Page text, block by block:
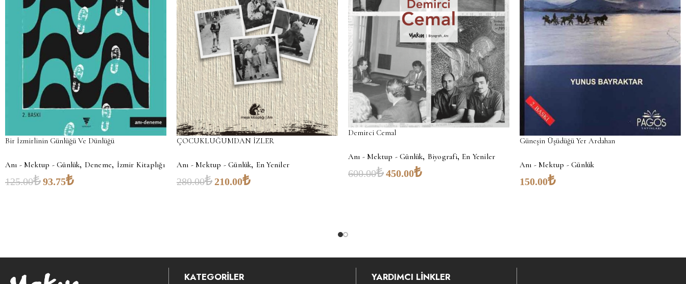
Bir İzmirlinin Günlüğü Ve Dünlüğü
Anı - Mektup - Günlük, Deneme, İzmir Kitaplığı
125.00₺93.75₺
ÇOCUKLUĞUMDAN İZLER
Anı - Mektup - Günlük, En Yeniler
280.00₺210.00₺
Demirci Cemal
Anı - Mektup - Günlük, Biyografi, En Yeniler
600.00₺450.00₺
Güneşin Üşüdüğü Yer Ardahan
Anı - Mektup - Günlük
150.00₺
KATEGORİLER YARDIMCI LİNKLER